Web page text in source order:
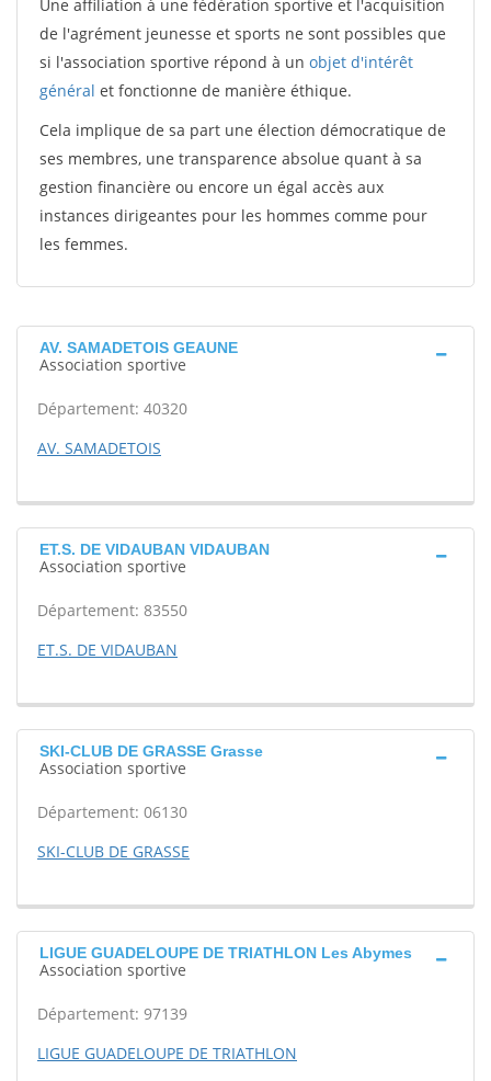
Une affiliation à une fédération sportive et l'acquisition
de l'agrément jeunesse et sports ne sont possibles que
si l'association sportive répond à un objet d'intérêt
général et fonctionne de manière éthique.
Cela implique de sa part une élection démocratique de
ses membres, une transparence absolue quant à sa
gestion financière ou encore un égal accès aux
instances dirigeantes pour les hommes comme pour
les femmes.
AV. SAMADETOIS GEAUNE
Association sportive
Département: 40320
AV. SAMADETOIS
ET.S. DE VIDAUBAN VIDAUBAN
Association sportive
Département: 83550
ET.S. DE VIDAUBAN
SKI-CLUB DE GRASSE Grasse
Association sportive
Département: 06130
SKI-CLUB DE GRASSE
LIGUE GUADELOUPE DE TRIATHLON Les Abymes
Association sportive
Département: 97139
LIGUE GUADELOUPE DE TRIATHLON